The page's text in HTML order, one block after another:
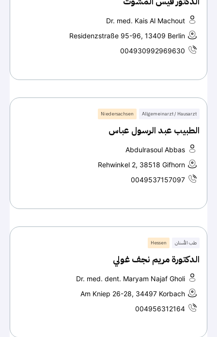
Dr. med. Kais Al Machout
Residenzstraße 95-96, 13409 Berlin
004930992969630
Allgemeinarzt / Hausarzt
Niedersachsen
الطبيب عبد الرسول عباس
Abdulrasoul Abbas
Rehwinkel 2, 38518 Gifhorn
0049537157097
طب الأسنان Hessen
الدكتورة مريم نجف غولي
Dr. med. dent. Maryam Najaf Gholi
Am Kniep 26-28, 34497 Korbach
004956312164